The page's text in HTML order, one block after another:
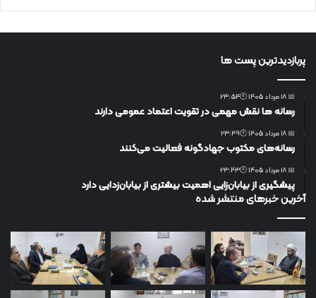
پربازدیدترین پست ها
📅 18 مرداد 1405 🕙23:54
رسانه ها نقش مهمی در تقویت اعتماد عمومی دارند
📅 18 مرداد 1405 🕙23:49
رسانه‌های مکتوب جهادگونه فعالیت می‌کنند
📅 18 مرداد 1405 🕙23:43
پیشگیری از بیابان‌زایی اهمیت بیشتری از بیابان‌زدایی دارد
آخرین خبرهای منتشر شده